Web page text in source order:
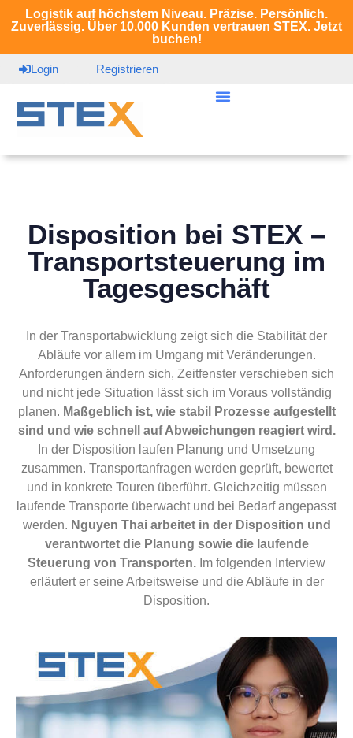
Logistik auf höchstem Niveau. Präzise. Persönlich.
Zuverlässig. Über 10.000 Kunden vertrauen STEX. Jetzt
buchen!
Login Registrieren
Disposition bei STEX –
Transportsteuerung im
Tagesgeschäft
In der Transportabwicklung zeigt sich die Stabilität der
Abläufe vor allem im Umgang mit Veränderungen.
Anforderungen ändern sich, Zeitfenster verschieben sich
und nicht jede Situation lässt sich im Voraus vollständig
planen. Maßgeblich ist, wie stabil Prozesse aufgestellt
sind und wie schnell auf Abweichungen reagiert wird.
In der Disposition laufen Planung und Umsetzung
zusammen. Transportanfragen werden geprüft, bewertet
und in konkrete Touren überführt. Gleichzeitig müssen
laufende Transporte überwacht und bei Bedarf angepasst
werden. Nguyen Thai arbeitet in der Disposition und
verantwortet die Planung sowie die laufende
Steuerung von Transporten. Im folgenden Interview
erläutert er seine Arbeitsweise und die Abläufe in der
Disposition.